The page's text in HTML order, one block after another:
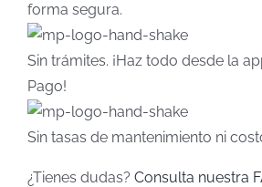
forma segura.
Sin trámites. ¡Haz todo desde la
Pago!
Sin tasas de mantenimiento ni
¿Tienes dudas? Consulta nuestra